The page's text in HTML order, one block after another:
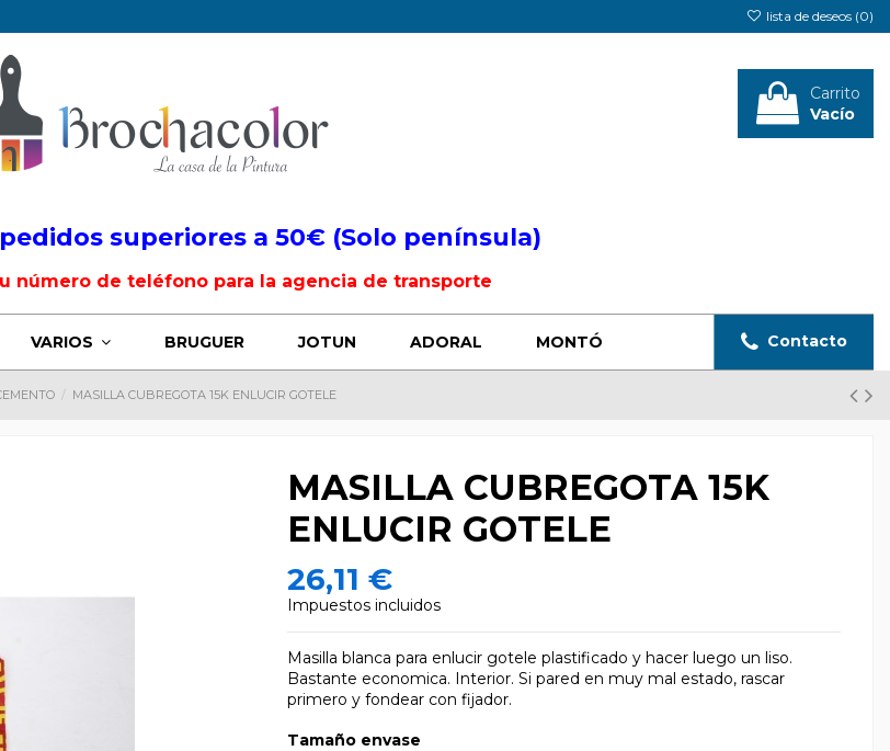
lista de deseos (0)
Carrito
Vacío
superiores a 50€ (Solo península)
número de teléfono para la agencia de transporte
VARIOS BRUGUER JOTUN ADORAL MONTÓ Contacto
MASILLA CUBREGOTA 15K ENLUCIR GOTELE
MASILLA CUBREGOTA 15K
ENLUCIR GOTELE
26,11 €
Impuestos incluidos
Masilla blanca para enlucir gotele plastificado y hacer luego un liso.
Bastante economica. Interior. Si pared en muy mal estado, rascar
primero y fondear con fijador.
Tamaño envase